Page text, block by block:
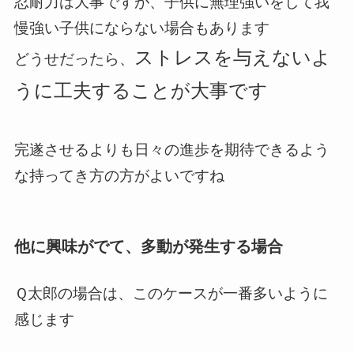
慢強い子供にならない場合もあります
どうせだったら、
ストレスを与えないよ
うに工夫することが大事です
完遂させるよりも日々の進歩を期待できるよう
な持ってき方の方がよいですね
他に興味がでて、多動が発生する場合
Ｑ太郎の場合は、このケースが一番多いように
感じます